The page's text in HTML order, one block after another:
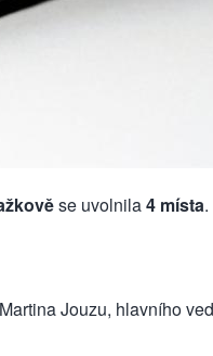
se uvolnila4 místa.
Jouzu, hlavního